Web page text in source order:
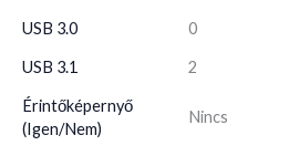
USB 3.0 0
USB 3.1 2
Érintőképernyő
(Igen/Nem)
Nincs